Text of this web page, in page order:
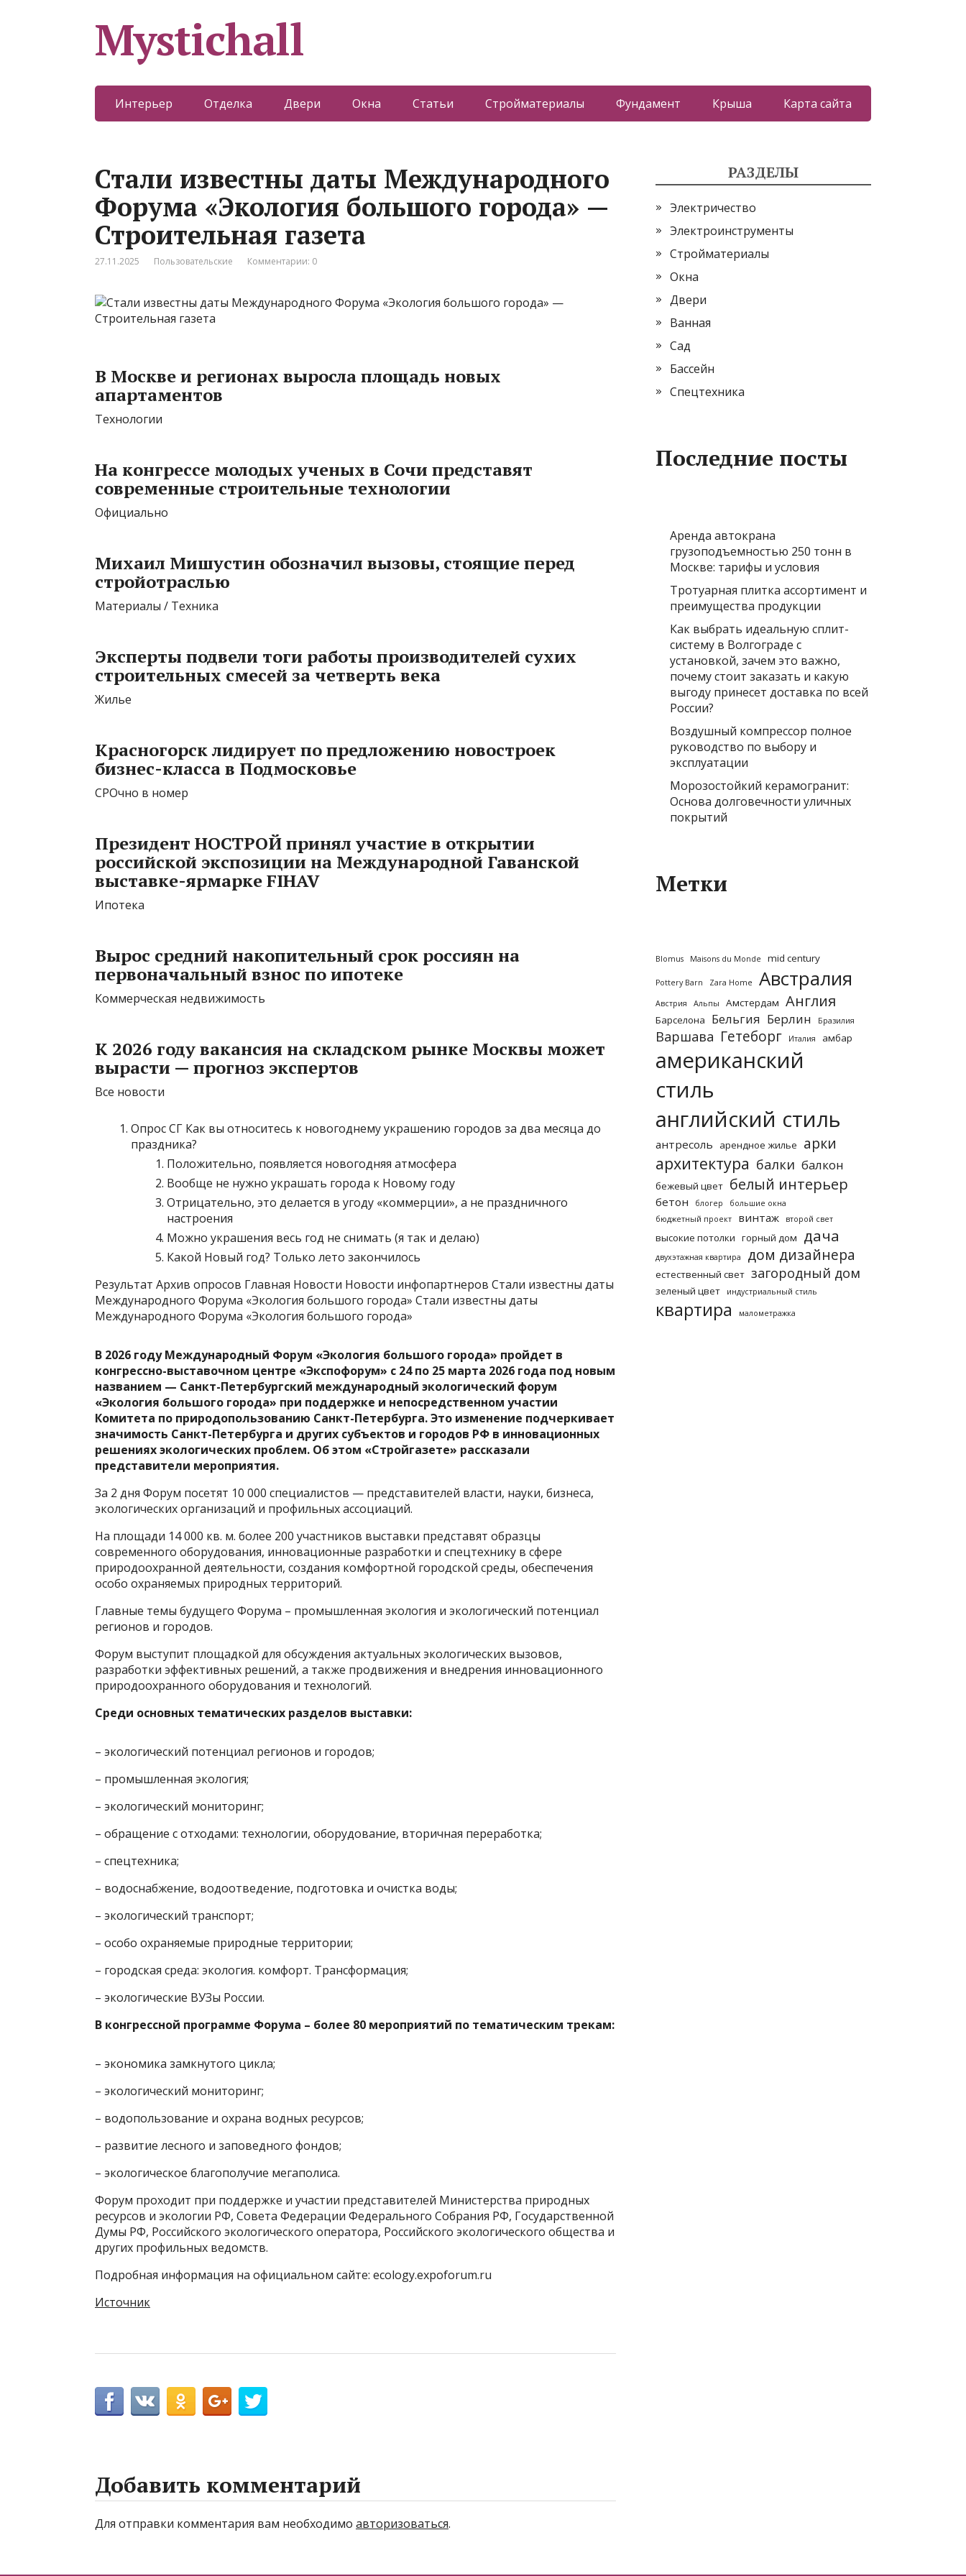
Mystichall
Интерьер Отделка Двери Окна Статьи Стройматериалы Фундамент Крыша Карта сайта
Стали известны даты Международного
Форума «Экология большого города» —
Строительная газета
27.11.2025 Пользовательские Комментарии: 0
В Москве и регионах выросла площадь новых
апартаментов
Технологии
На конгрессе молодых ученых в Сочи представят
современные строительные технологии
Официально
Михаил Мишустин обозначил вызовы, стоящие перед
стройотраслью
Материалы / Техника
Эксперты подвели тоги работы производителей сухих
строительных смесей за четверть века
Жилье
Красногорск лидирует по предложению новостроек
бизнес-класса в Подмосковье
СРОчно в номер
Президент НОСТРОЙ принял участие в открытии
российской экспозиции на Международной Гаванской
выставке-ярмарке FIHAV
Ипотека
Вырос средний накопительный срок россиян на
первоначальный взнос по ипотеке
Коммерческая недвижимость
К 2026 году вакансия на складском рынке Москвы может
вырасти — прогноз экспертов
Все новости
Опрос СГ Как вы относитесь к новогоднему украшению городов за два месяца до
праздника?
Положительно, появляется новогодняя атмосфера
Вообще не нужно украшать города к Новому году
Отрицательно, это делается в угоду «коммерции», а не праздничного
настроения
Можно украшения весь год не снимать (я так и делаю)
Какой Новый год? Только лето закончилось
Результат Архив опросов Главная Новости Новости инфопартнеров Стали известны даты
Международного Форума «Экология большого города» Стали известны даты
Международного Форума «Экология большого города»
В 2026 году Международный Форум «Экология большого города» пройдет в
конгрессно-выставочном центре «Экспофорум» с 24 по 25 марта 2026 года под новым
названием — Санкт-Петербургский международный экологический форум
«Экология большого города» при поддержке и непосредственном участии
Комитета по природопользованию Санкт-Петербурга. Это изменение подчеркивает
значимость Санкт-Петербурга и других субъектов и городов РФ в инновационных
решениях экологических проблем. Об этом «Стройгазете» рассказали
представители мероприятия.
За 2 дня Форум посетят 10 000 специалистов — представителей власти, науки, бизнеса,
экологических организаций и профильных ассоциаций.
На площади 14 000 кв. м. более 200 участников выставки представят образцы
современного оборудования, инновационные разработки и спецтехнику в сфере
природоохранной деятельности, создания комфортной городской среды, обеспечения
особо охраняемых природных территорий.
Главные темы будущего Форума – промышленная экология и экологический потенциал
регионов и городов.
Форум выступит площадкой для обсуждения актуальных экологических вызовов,
разработки эффективных решений, а также продвижения и внедрения инновационного
природоохранного оборудования и технологий.
Среди основных тематических разделов выставки:
– экологический потенциал регионов и городов;
– промышленная экология;
– экологический мониторинг;
– обращение с отходами: технологии, оборудование, вторичная переработка;
– спецтехника;
– водоснабжение, водоотведение, подготовка и очистка воды;
– экологический транспорт;
– особо охраняемые природные территории;
– городская среда: экология. комфорт. Трансформация;
– экологические ВУЗы России.
В конгрессной программе Форума – более 80 мероприятий по тематическим трекам:
– экономика замкнутого цикла;
– экологический мониторинг;
– водопользование и охрана водных ресурсов;
– развитие лесного и заповедного фондов;
– экологическое благополучие мегаполиса.
Форум проходит при поддержке и участии представителей Министерства природных
ресурсов и экологии РФ, Совета Федерации Федерального Собрания РФ, Государственной
Думы РФ, Российского экологического оператора, Российского экологического общества и
других профильных ведомств.
Подробная информация на официальном сайте: ecology.expoforum.ru
Источник
Добавить комментарий
Для отправки комментария вам необходимо авторизоваться.
РАЗДЕЛЫ
Электричество
Электроинструменты
Стройматериалы
Окна
Двери
Ванная
Сад
Бассейн
Спецтехника
Последние посты
Аренда автокрана
грузоподъемностью 250 тонн в
Москве: тарифы и условия
Тротуарная плитка ассортимент и
преимущества продукции
Как выбрать идеальную сплит-
систему в Волгограде с
установкой, зачем это важно,
почему стоит заказать и какую
выгоду принесет доставка по всей
России?
Воздушный компрессор полное
руководство по выбору и
эксплуатации
Морозостойкий керамогранит:
Основа долговечности уличных
покрытий
Метки
Blomus Maisons du Monde mid century
Pottery Barn Zara Home Австралия
Австрия Альпы Амстердам Англия
Барселона Бельгия Берлин Бразилия
Варшава Гетеборг Италия амбар
американский
стиль
английский стиль
антресоль арендное жилье арки
архитектура балки балкон
бежевый цвет белый интерьер
бетон блогер
большие окна
бюджетный проект
винтаж второй свет
высокие потолки горный дом дача
двухэтажная квартира дом дизайнера
естественный свет загородный дом
зеленый цвет индустриальный стиль
квартира малометражка